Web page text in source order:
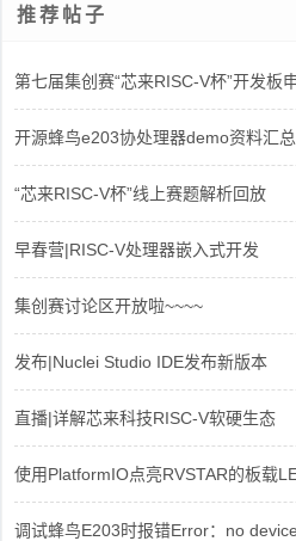
推荐帖子
第七届集创赛“芯来RISC-V杯”开发板
开源蜂鸟e203协处理器demo资料汇总
“芯来RISC-V杯”线上赛题解析回放
早春营|RISC-V处理器嵌入式开发
集创赛讨论区开放啦~~~~
发布|Nuclei Studio IDE发布新版本
直播|详解芯来科技RISC-V软硬生态
使用PlatformIO点亮RVSTAR的板载
调试蜂鸟E203时报错Error：no